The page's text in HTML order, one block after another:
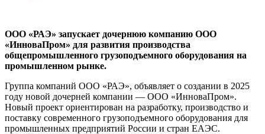
ООО «РАЭ» запускает дочернюю компанию ООО
«ИнноваПром» для развития производства
общепромышленного грузоподъемного оборудования на
промышленном рынке.
Группа компаний ООО «РАЭ», объявляет о создании в 2025
году новой дочерней компании — ООО «ИнноваПром».
Новый проект ориентирован на разработку, производство и
поставку современного грузоподъемного оборудования для
промышленных предприятий России и стран ЕАЭС.